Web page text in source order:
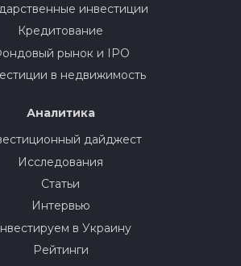
инвестиции
Кредитование
рынок и IPO
в недвижимость
Аналитика
дайджест
Исследования
Статьи
Интервью
в Украину
Рейтинги